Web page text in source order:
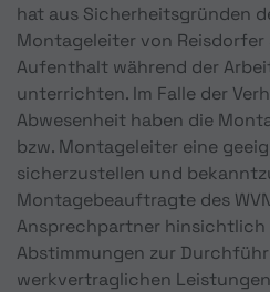
hat aus Sicherheitsgründen
Montageleiter von
Aufenthalt während der
unterrichten. Im Falle der
Abwesenheit haben die
bzw. Montageleiter eine
sicherzustellen und
Montagebeauftragte des
Ansprechpartner hinsichtlich
Abstimmungen zur
werkvertraglichen